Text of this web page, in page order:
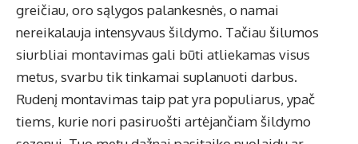
greičiau, oro sąlygos palankesnės, o namai
nereikalauja intensyvaus šildymo. Tačiau šilumos
siurbliai montavimas gali būti atliekamas visus
metus, svarbu tik tinkamai suplanuoti darbus.
Rudenį montavimas taip pat yra populiarus, ypač
tiems, kurie nori pasiruošti artėjančiam šildymo